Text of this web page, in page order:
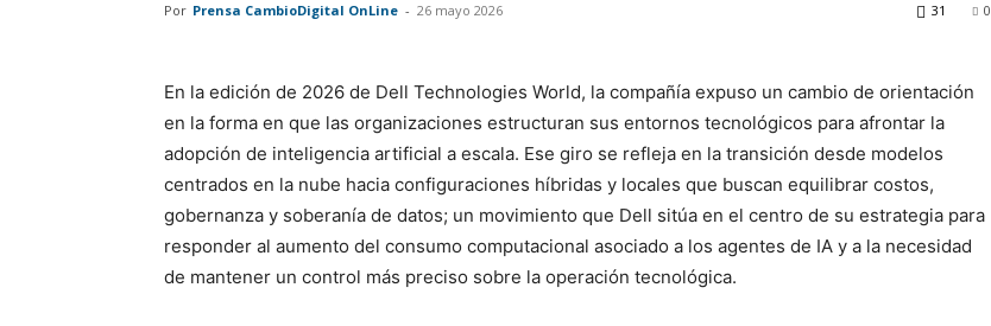
Por Prensa CambioDigital OnLine - 26 mayo 2026 0
31
En la edición de 2026 de Dell Technologies World, la compañía expuso un cambio de orientación
en la forma en que las organizaciones estructuran sus entornos tecnológicos para afrontar la
adopción de inteligencia artificial a escala. Ese giro se refleja en la transición desde modelos
centrados en la nube hacia configuraciones híbridas y locales que buscan equilibrar costos,
gobernanza y soberanía de datos; un movimiento que Dell sitúa en el centro de su estrategia para
responder al aumento del consumo computacional asociado a los agentes de IA y a la necesidad
de mantener un control más preciso sobre la operación tecnológica.